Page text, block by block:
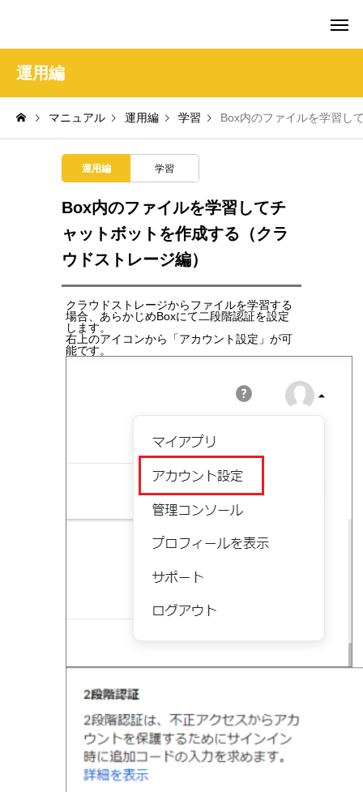
運用編
マニュアル 運用編 学習 Box内のファイルを学習し
運用編 学習
Box内のファイルを学習してチ
ャットボットを作成する（クラ
ウドストレージ編）
クラウドストレージからファイルを学習する
場合、あらかじめBoxにて二段階認証を設定
します。
右上のアイコンから「アカウント設定」が可
能です。